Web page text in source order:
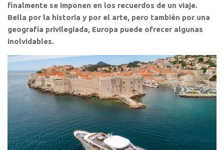
finalmente se imponen en los recuerdos de un viaje.
Bella por la historia y por el arte, pero también por una
geografía privilegiada, Europa puede ofrecer algunas
inolvidables.